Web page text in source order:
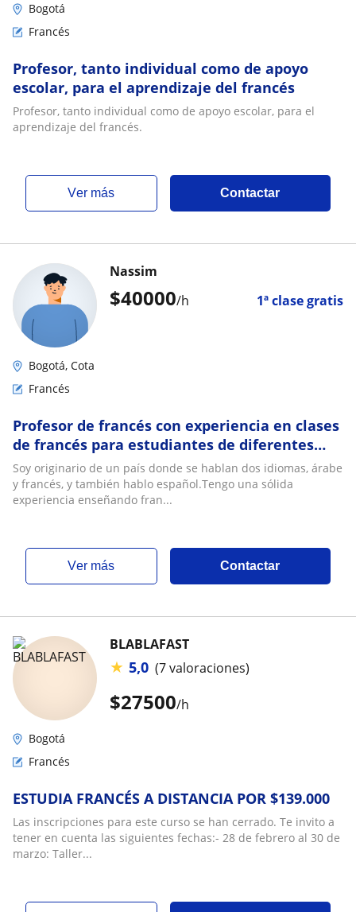
Bogotá
Francés
Profesor, tanto individual como de apoyo
escolar, para el aprendizaje del francés
Profesor, tanto individual como de apoyo escolar, para el
aprendizaje del francés.
ver más Contactar
$40000/h 1ª clase gratis
Nassim
Bogotá, Cota
Francés
Profesor de francés con experiencia en clases
de francés para estudiantes de diferentes
niveles
Soy originario de un país donde se hablan dos idiomas, árabe
y francés, y también hablo español.Tengo una sólida
experiencia enseñando fran...
ver más Contactar
$27500/h
BLABLAFAST
★ 5,0 (7 valoraciones)
Bogotá
Francés
ESTUDIA FRANCÉS A DISTANCIA POR $139.000
Las inscripciones para este curso se han cerrado. Te invito a
tener en cuenta las siguientes fechas:- 28 de febrero al 30 de
marzo: Taller...